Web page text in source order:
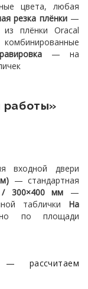
цвета, любая
резка плёнки—
плёнки Oracal
— на
входной двери
— стандартная
/ 300×400 мм —
таблички
На
по площади
— рассчитаем